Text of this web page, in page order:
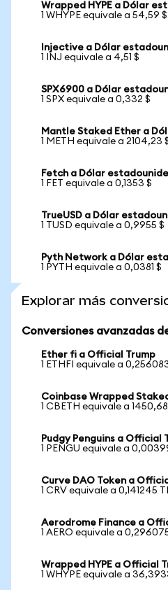
Wrapped HYPE a Dólar
1 WHYPE equivale a 54,59 $
Injective a Dólar
1 INJ equivale a 4,51 $
SPX6900 a Dólar
1 SPX equivale a 0,332 $
Mantle Staked Ether a
1 METH equivale a 2104,23
Fetch a Dólar
1 FET equivale a 0,1353 $
TrueUSD a Dólar
1 TUSD equivale a 0,9955 $
Pyth Network a Dólar
1 PYTH equivale a 0,0381 $
Explorar más
Conversiones avanzadas
Ether fi a Official Trump
1 ETHFI equivale a
Coinbase Wrapped
1 CBETH equivale a
Pudgy Penguins a Official
1 PENGU equivale a
Curve DAO Token a
1 CRV equivale a 0,141245
Aerodrome Finance a
1 AERO equivale a
Wrapped HYPE a Official
1 WHYPE equivale a